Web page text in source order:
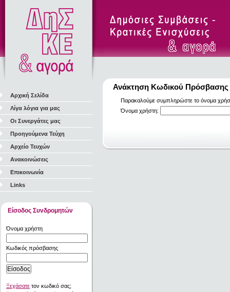
Αρχική Σελίδα
Λίγα λόγια για μας
Οι Συνεργάτες μας
Προηγούμενα Τεύχη
Αρχείο Τευχών
Ανακοινώσεις
Επικοινωνία
Links
Είσοδος Συνδρομητών
Όνομα χρήστη
Κωδικός πρόσβασης
Ξεχάσατε τον κωδικό σας;
Ανάκτηση Κωδικού Πρόσβασης
Παρακαλούμε συμπληρώστε το όνομα
Όνομα χρήστη: